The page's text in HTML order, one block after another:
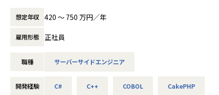
した。
自分のペースでステップアップができたところが大きな魅力
現在は要件定義や設計、実装といった工程にも挑戦していま
月一で面談を行ってくれるため、やりたいことや自分の頑張
使用スキル：VBA・Windows
担当者：20代後半・男性・入社1年目
＜主なNW案件事例＞
主な業務：拠点増設に伴う設定変更、障害一次切り分け
です。
2026年1月1日）
5290）
開発エンジニアとして、受託・常駐案件の業務をお任せしま
す。
あなたのキャリア形成における目的や希望を聞いた上で、
それを達成できるように一緒にお仕事をしていきたいと考え
方をしながら
想定年収 420 〜 750 万円／年
雇用形態 正社員
職種 サーバーサイドエンジニア
開発経験 C# C++ COBOL CakePHP